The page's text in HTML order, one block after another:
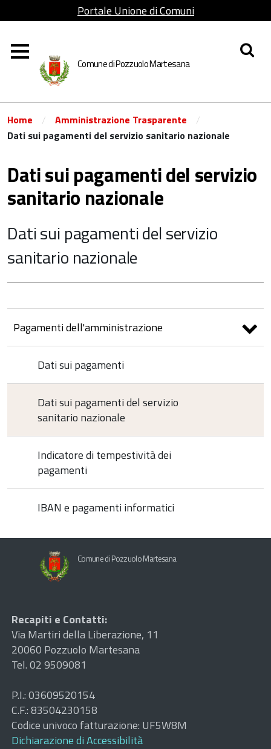
Portale Unione di Comuni
Comune di Pozzuolo Martesana
Home / Amministrazione Trasparente /
Dati sui pagamenti del servizio sanitario nazionale
Dati sui pagamenti del servizio
sanitario nazionale
Dati sui pagamenti del servizio
sanitario nazionale
Pagamenti dell'amministrazione
Dati sui pagamenti
Dati sui pagamenti del servizio
sanitario nazionale
Indicatore di tempestività dei
pagamenti
IBAN e pagamenti informatici
Comune di Pozzuolo Martesana
Recapiti e Contatti:
Via Martiri della Liberazione, 11
20060 Pozzuolo Martesana
Tel. 02 9509081
P.I.: 03609520154
C.F.: 83504230158
Codice univoco fatturazione: UF5W8M
Dichiarazione di Accessibilità